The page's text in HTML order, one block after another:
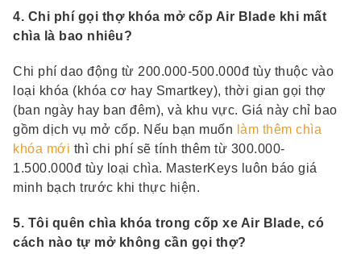
4. Chi phí gọi thợ khóa mở cốp Air Blade khi mất
chìa là bao nhiêu?
Chi phí dao động từ 200.000-500.000đ tùy thuộc vào
loại khóa (khóa cơ hay Smartkey), thời gian gọi thợ
(ban ngày hay ban đêm), và khu vực. Giá này chỉ bao
gồm dịch vụ mở cốp. Nếu bạn muốn làm thêm chìa
khóa mới thì chi phí sẽ tính thêm từ 300.000-
1.500.000đ tùy loại chìa. MasterKeys luôn báo giá
minh bạch trước khi thực hiện.
5. Tôi quên chìa khóa trong cốp xe Air Blade, có
cách nào tự mở không cần gọi thợ?